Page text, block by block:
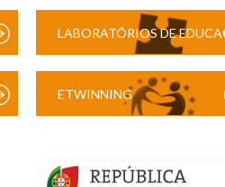
LABORATÓRIOS DE
ETWINNING